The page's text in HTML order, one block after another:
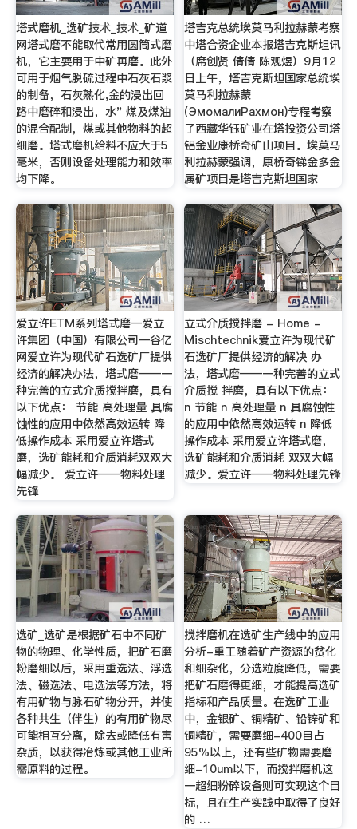
塔式磨机_选矿技术_技术_矿道
网塔式磨不能取代常用圆筒式磨
机，它主要用于中矿再磨。此外
可用于烟气脱硫过程中石灰石浆
的制备，石灰熟化,金的浸出回
路中磨碎和浸出，水" 煤及煤油
的混合配制，煤或其他物料的超
细磨。塔式磨机给料不应大于5
毫米，否则设备处理能力和效率
均下降。
塔吉克总统埃莫马利拉赫蒙考察
中塔合资企业本报塔吉克斯坦讯
（席创贤 倩倩 陈观煜）9月12
日上午，塔吉克斯坦国家总统埃
莫马利拉赫蒙
(ЭмомалиРахмон)专程考察
了西藏华钰矿业在塔投资公司塔
铝金业康桥奇矿山项目。埃莫马
利拉赫蒙强调，康桥奇锑金多金
属矿项目是塔吉克斯坦国家
爱立许ETM系列塔式磨—爱立
许集团（中国）有限公司—谷亿
网爱立许为现代矿石选矿厂提供
经济的解决办法，塔式磨——一
种完善的立式介质搅拌磨，具有
以下优点： 节能 高处理量 具腐
蚀性的应用中依然高效运转 降
低操作成本 采用爱立许塔式
磨，选矿能耗和介质消耗双双大
幅减少。 爱立许——物料处理
先锋
立式介质搅拌磨 - Home -
Mischtechnik爱立许为现代矿
石选矿厂提供经济的解决 办
法，塔式磨——一种完善的立式
介质搅 拌磨，具有以下优点：
n 节能 n 高处理量 n 具腐蚀性
的应用中依然高效运转 n 降低
操作成本 采用爱立许塔式磨，
选矿能耗和介质消耗 双双大幅
减少。爱立许——物料处理先锋
选矿_选矿是根据矿石中不同矿
物的物理、化学性质，把矿石磨
粉磨细以后，采用重选法、浮选
法、磁选法、电选法等方法，将
有用矿物与脉石矿物分开，并使
各种共生（伴生）的有用矿物尽
可能相互分离，除去或降低有害
杂质，以获得冶炼或其他工业所
需原料的过程。
搅拌磨机在选矿生产线中的应用
分析-重工随着矿产资源的贫化
和细杂化，分选粒度降低，需要
把矿石磨得更细，才能提高选矿
指标和产品质量。在选矿工业
中，金银矿、铜精矿、铅锌矿和
铜精矿，需要磨细-400目占
95%以上，还有些矿物需要磨
细-10um以下，而搅拌磨机这
一超细粉碎设备则可实现这个目
标，且在生产实践中取得了良好
的 …